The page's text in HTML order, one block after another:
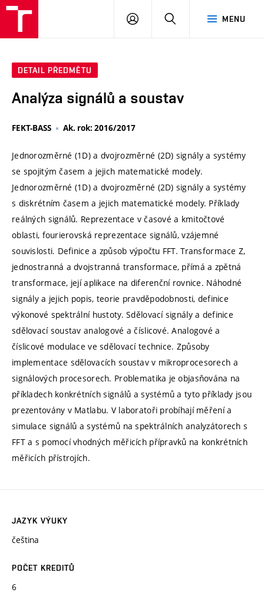
MENU
PŘIHLÁSIT
DETAIL PŘEDMĚTU
Analýza signálů a soustav
FEKT-BASS Ak. rok: 2016/2017
Jednorozměrné (1D) a dvojrozměrné (2D) signály a systémy
se spojitým časem a jejich matematické modely.
Jednorozměrné (1D) a dvojrozměrné (2D) signály a systémy
s diskrétním časem a jejich matematické modely. Příklady
reálných signálů. Reprezentace v časové a kmitočtové
oblasti, fourierovská reprezentace signálů, vzájemné
souvislosti. Definice a způsob výpočtu FFT. Transformace Z,
jednostranná a dvojstranná transformace, přímá a zpětná
transformace, její aplikace na diferenční rovnice. Náhodné
signály a jejich popis, teorie pravděpodobnosti, definice
výkonové spektrální hustoty. Sdělovací signály a definice
sdělovací soustav analogové a číslicové. Analogové a
číslicové modulace ve sdělovací technice. Způsoby
implementace sdělovacích soustav v mikroprocesorech a
signálových procesorech. Problematika je objasňována na
příkladech konkrétních signálů a systémů a tyto příklady jsou
prezentovány v Matlabu. V laboratoři probíhají měření a
simulace signálů a systémů na spektrálních analyzátorech s
FFT a s pomocí vhodných měřicích přípravků na konkrétních
měřicích přístrojích.
JAZYK VÝUKY
čeština
POČET KREDITŮ
6